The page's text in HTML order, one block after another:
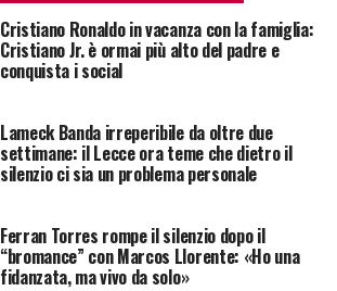
Cristiano Ronaldo in vacanza con la famiglia:
Cristiano Jr. è ormai più alto del padre e
conquista i social
Lameck Banda irreperibile da oltre due
settimane: il Lecce ora teme che dietro il
silenzio ci sia un problema personale
Ferran Torres rompe il silenzio dopo il
“bromance” con Marcos Llorente: «Ho una
fidanzata, ma vivo da solo»